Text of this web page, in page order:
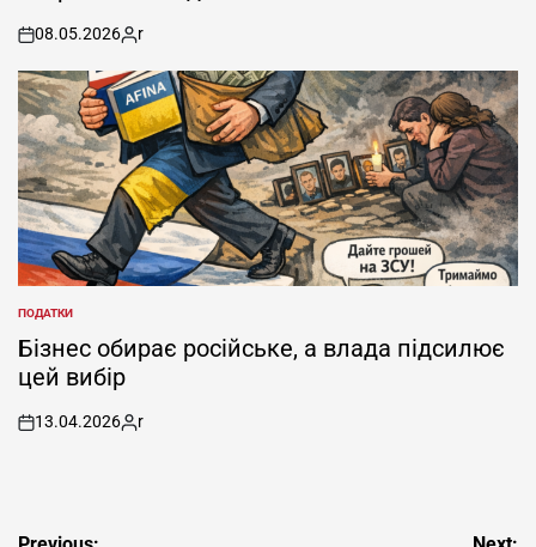
on
08.05.2026
Posted
by
r
POSTED
IN
ПОДАТКИ
Бізнес обирає російське, а влада підсилює
цей вибір
on
13.04.2026
Posted
r